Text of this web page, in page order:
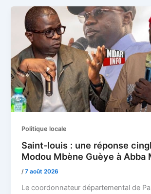
Politique locale
Saint-louis : une réponse
Modou Mbène Guèye à Abba
/7 août 2026
Le coordonnateur départemental de